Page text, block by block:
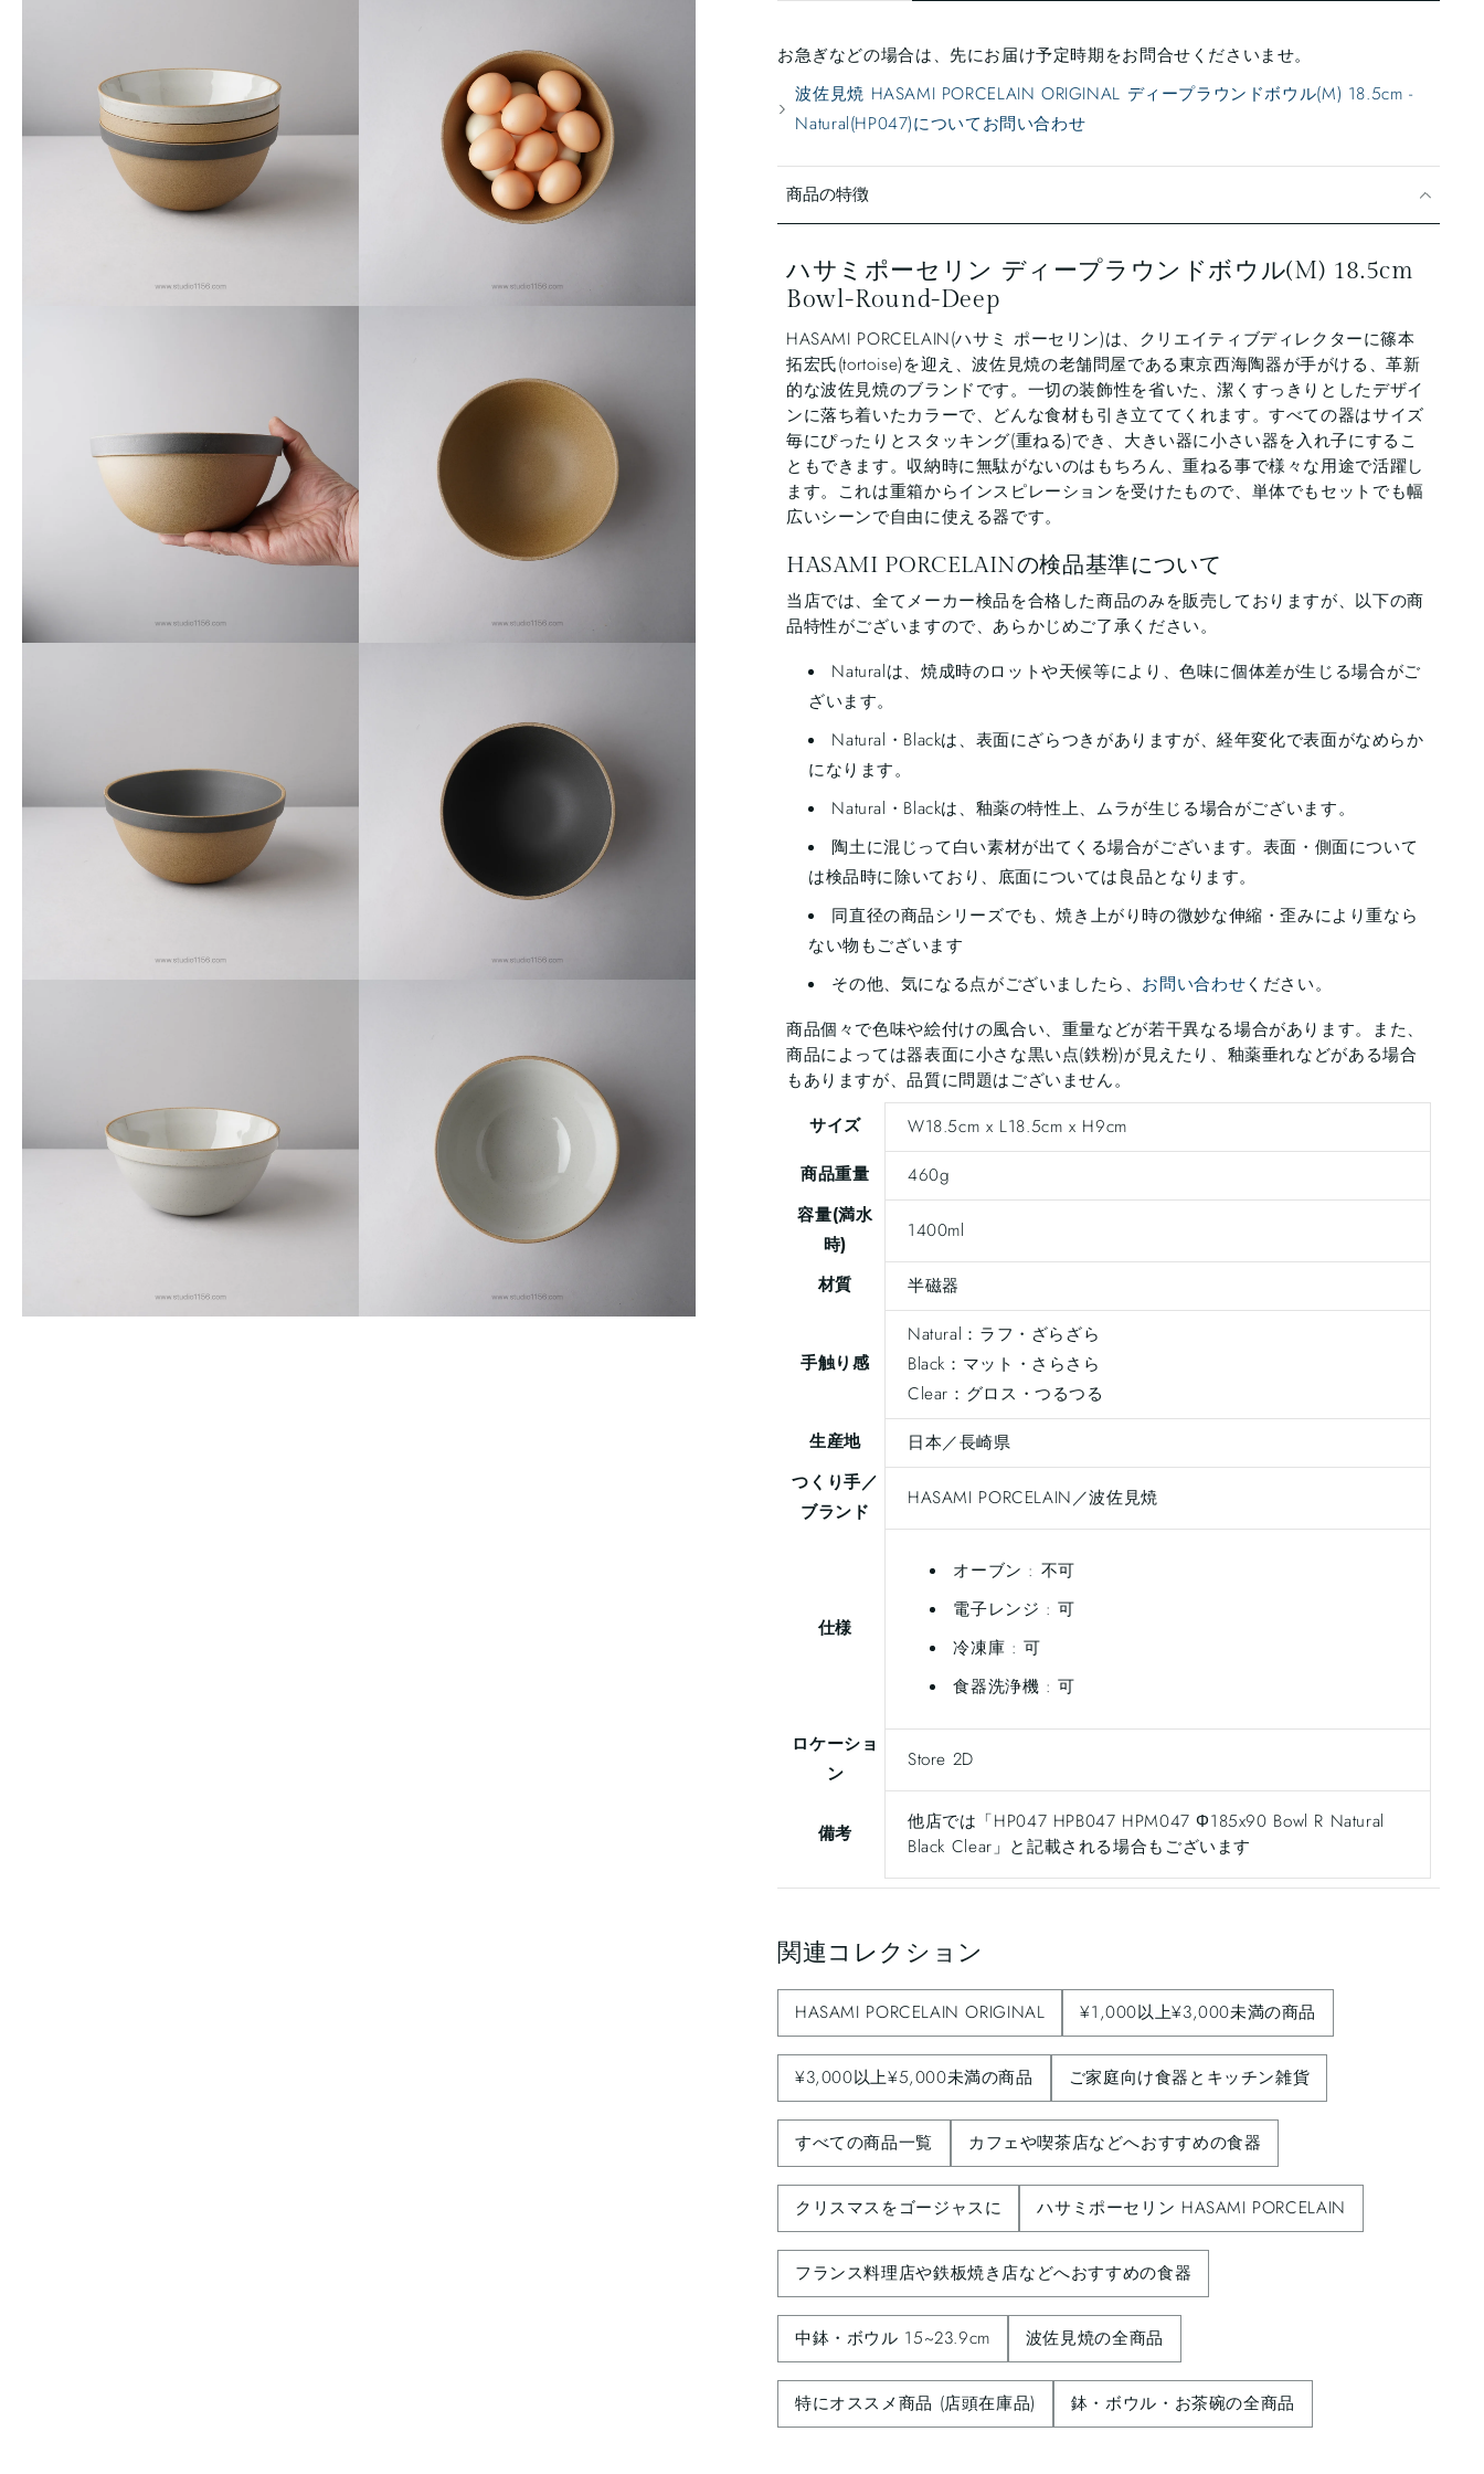
お急ぎなどの場合は、先にお届け予定時期をお問合せくださいませ。
波佐見焼 HASAMI PORCELAIN ORIGINAL ディープラウンドボウル(M) 18.5cm -
Natural(HP047)についてお問い合わせ
商品の特徴
ハサミポーセリン ディープラウンドボウル(M) 18.5cm
Bowl-Round-Deep
HASAMI PORCELAIN(ハサミ ポーセリン)は、クリエイティブディレクターに篠本
拓宏氏(tortoise)を迎え、波佐見焼の老舗問屋である東京西海陶器が手がける、革新
的な波佐見焼のブランドです。一切の装飾性を省いた、潔くすっきりとしたデザイ
ンに落ち着いたカラーで、どんな食材も引き立ててくれます。すべての器はサイズ
毎にぴったりとスタッキング(重ねる)でき、大きい器に小さい器を入れ子にするこ
ともできます。収納時に無駄がないのはもちろん、重ねる事で様々な用途で活躍し
ます。これは重箱からインスピレーションを受けたもので、単体でもセットでも幅
広いシーンで自由に使える器です。
HASAMI PORCELAINの検品基準について
当店では、全てメーカー検品を合格した商品のみを販売しておりますが、以下の商
品特性がございますので、あらかじめご了承ください。
Naturalは、焼成時のロットや天候等により、色味に個体差が生じる場合がご
ざいます。
Natural・Blackは、表面にざらつきがありますが、経年変化で表面がなめらか
になります。
Natural・Blackは、釉薬の特性上、ムラが生じる場合がございます。
陶土に混じって白い素材が出てくる場合がございます。表面・側面について
は検品時に除いており、底面については良品となります。
同直径の商品シリーズでも、焼き上がり時の微妙な伸縮・歪みにより重なら
ない物もございます
その他、気になる点がございましたら、 お問い合わせください。
商品個々で色味や絵付けの風合い、重量などが若干異なる場合があります。また、
商品によっては器表面に小さな黒い点(鉄粉)が見えたり、釉薬垂れなどがある場合
もありますが、品質に問題はございません。
サイズ
W18.5cm x L18.5cm x H9cm
商品重量
460g
容量(満水
時)
1400ml
材質 半磁器
手触り感
Natural：ラフ・ざらざら
Black：マット・さらさら
Clear：グロス・つるつる
生産地
日本／長崎県
つくり手／
ブランド
HASAMI PORCELAIN／波佐見焼
仕様
オーブン : 不可
電子レンジ : 可
冷凍庫 : 可
食器洗浄機 : 可
ロケーショ
ン
Store 2D
備考
他店では「HP047 HPB047 HPM047 Φ185x90 Bowl R Natural
Black Clear」と記載される場合もございます
関連コレクション
HASAMI PORCELAIN ORIGINAL ¥1,000以上¥3,000未満の商品
¥3,000以上¥5,000未満の商品 ご家庭向け食器とキッチン雑貨
すべての商品一覧 カフェや喫茶店などへおすすめの食器
クリスマスをゴージャスに ハサミポーセリン HASAMI PORCELAIN
フランス料理店や鉄板焼き店などへおすすめの食器
中鉢・ボウル 15~23.9cm 波佐見焼の全商品
特にオススメ商品 (店頭在庫品) 鉢・ボウル・お茶碗の全商品